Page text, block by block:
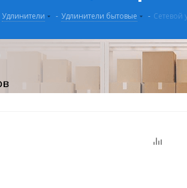
Удлинители - Удлинители бытовые - Сетевой